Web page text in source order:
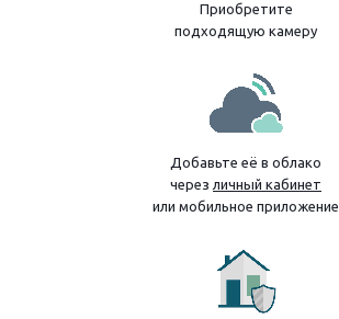
Приобретите
подходящую камеру
Добавьте её в облако
через личный кабинет
или мобильное приложение